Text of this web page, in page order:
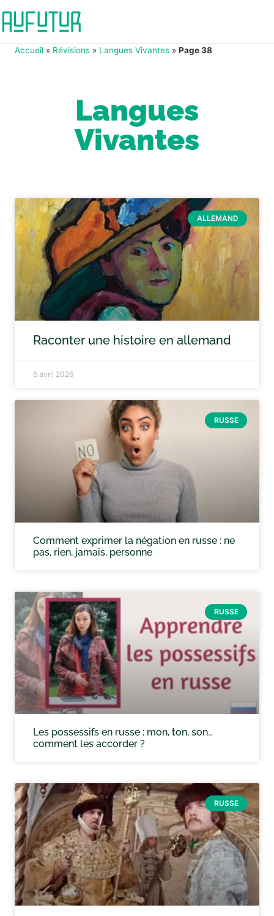
Accueil » Révisions » Langues Vivantes » Page 38
Langues
Vivantes
ALLEMAND
Raconter une histoire en allemand
6 avril 2026
RUSSE
Comment exprimer la négation en russe : ne
pas, rien, jamais, personne
RUSSE
Les possessifs en russe : mon, ton, son…
comment les accorder ?
RUSSE